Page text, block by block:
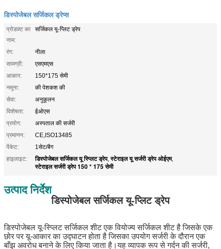
डिस्पोजेबल सर्जिकल ड्रेप्स
प्रोडक्ट का
नाम:
सर्जिकल यू-प्लिट ड्रेप
रंग:
नीला
सामग्री:
एसएमएस
आकार:
150*175 सेमी
नमूना:
की पेशकश की
सेवा:
अनुकूलन
विशेषता:
ईओएस
प्रयोग:
अस्पताल की सर्जरी
प्रमाणन:
CE,ISO13485
पैकेट:
1सेट/बैग
हाइलाइट:
डिस्पोजेबल सर्जिकल यू स्प्लिट ड्रेप,स्टेराइल यू सर्जरी ड्रेप ओईएम,
स्टेराइल सर्जरी ड्रेप 150 * 175 सेमी
उत्पाद निर्देश
डिस्पोजेबल सर्जिकल यू-प्लिट ड्रेप
डिस्पोजेबल यू-स्प्लिट सर्जिकल शीट एक वियोज्य सर्जिकल शीट है जिसके एक
छोर पर यू-आकार का उद्घाटन होता है जिसका उपयोग सर्जरी के दौरान एक
बाँझ अवरोध बनाने के लिए किया जाता है।यह व्यापक रूप से गर्दन की सर्जरी,